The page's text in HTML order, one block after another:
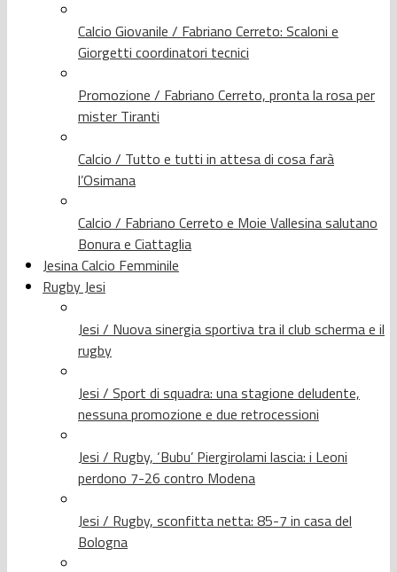
Calcio Giovanile / Fabriano Cerreto: Scaloni e
Giorgetti coordinatori tecnici
Promozione / Fabriano Cerreto, pronta la rosa per
mister Tiranti
Calcio / Tutto e tutti in attesa di cosa farà
l’Osimana
Calcio / Fabriano Cerreto e Moie Vallesina salutano
Bonura e Ciattaglia
Jesina Calcio Femminile
Rugby Jesi
Jesi / Nuova sinergia sportiva tra il club scherma e il
rugby
Jesi / Sport di squadra: una stagione deludente,
nessuna promozione e due retrocessioni
Jesi / Rugby, ‘Bubu’ Piergirolami lascia: i Leoni
perdono 7-26 contro Modena
Jesi / Rugby, sconfitta netta: 85-7 in casa del
Bologna